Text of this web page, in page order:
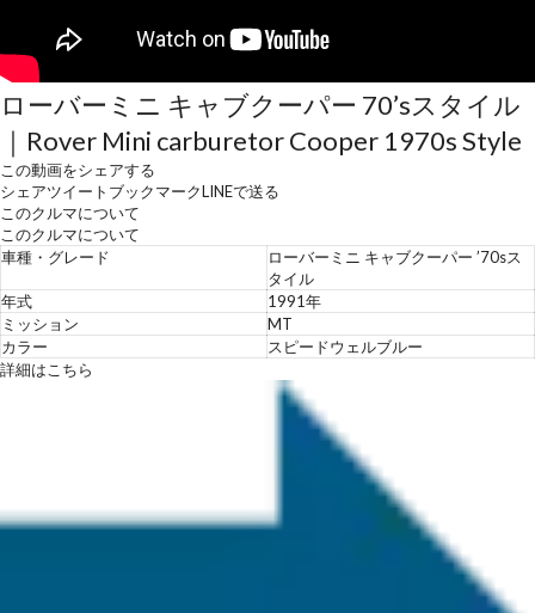
ローバーミニ キャブクーパー 70’sスタイル
｜Rover Mini carburetor Cooper 1970s Style
この動画をシェアする
シェアツイート ブックマークLINEで送る
このクルマについて
このクルマについて
車種・グレード
ローバーミニ キャブクーパー ’70sス
タイル
年式
1991年
ミッション
MT
カラー
スピードウェルブルー
詳細はこちら